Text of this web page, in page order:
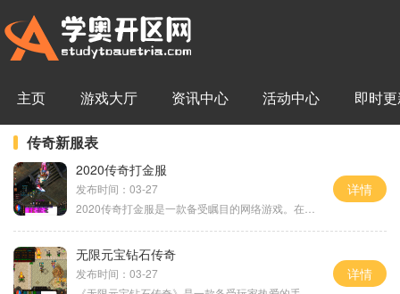
主页 游戏大厅 资讯中心 活动中心 即时
传奇新服表
2020传奇打金服
发布时间：03-27
详情
无限元宝钻石传奇
发布时间：03-27
详情